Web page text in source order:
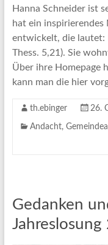
Hanna Schneider ist
hat ein
entwickelt, die lautet:
Thess. 5,21). Sie
Über ihre Homepage
kann man die hier
th.ebinger 26.
Andacht,
Gedanken
Jahreslosung